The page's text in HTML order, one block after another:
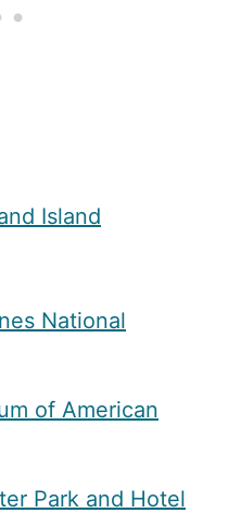
Island
National
of American
Park and Hotel